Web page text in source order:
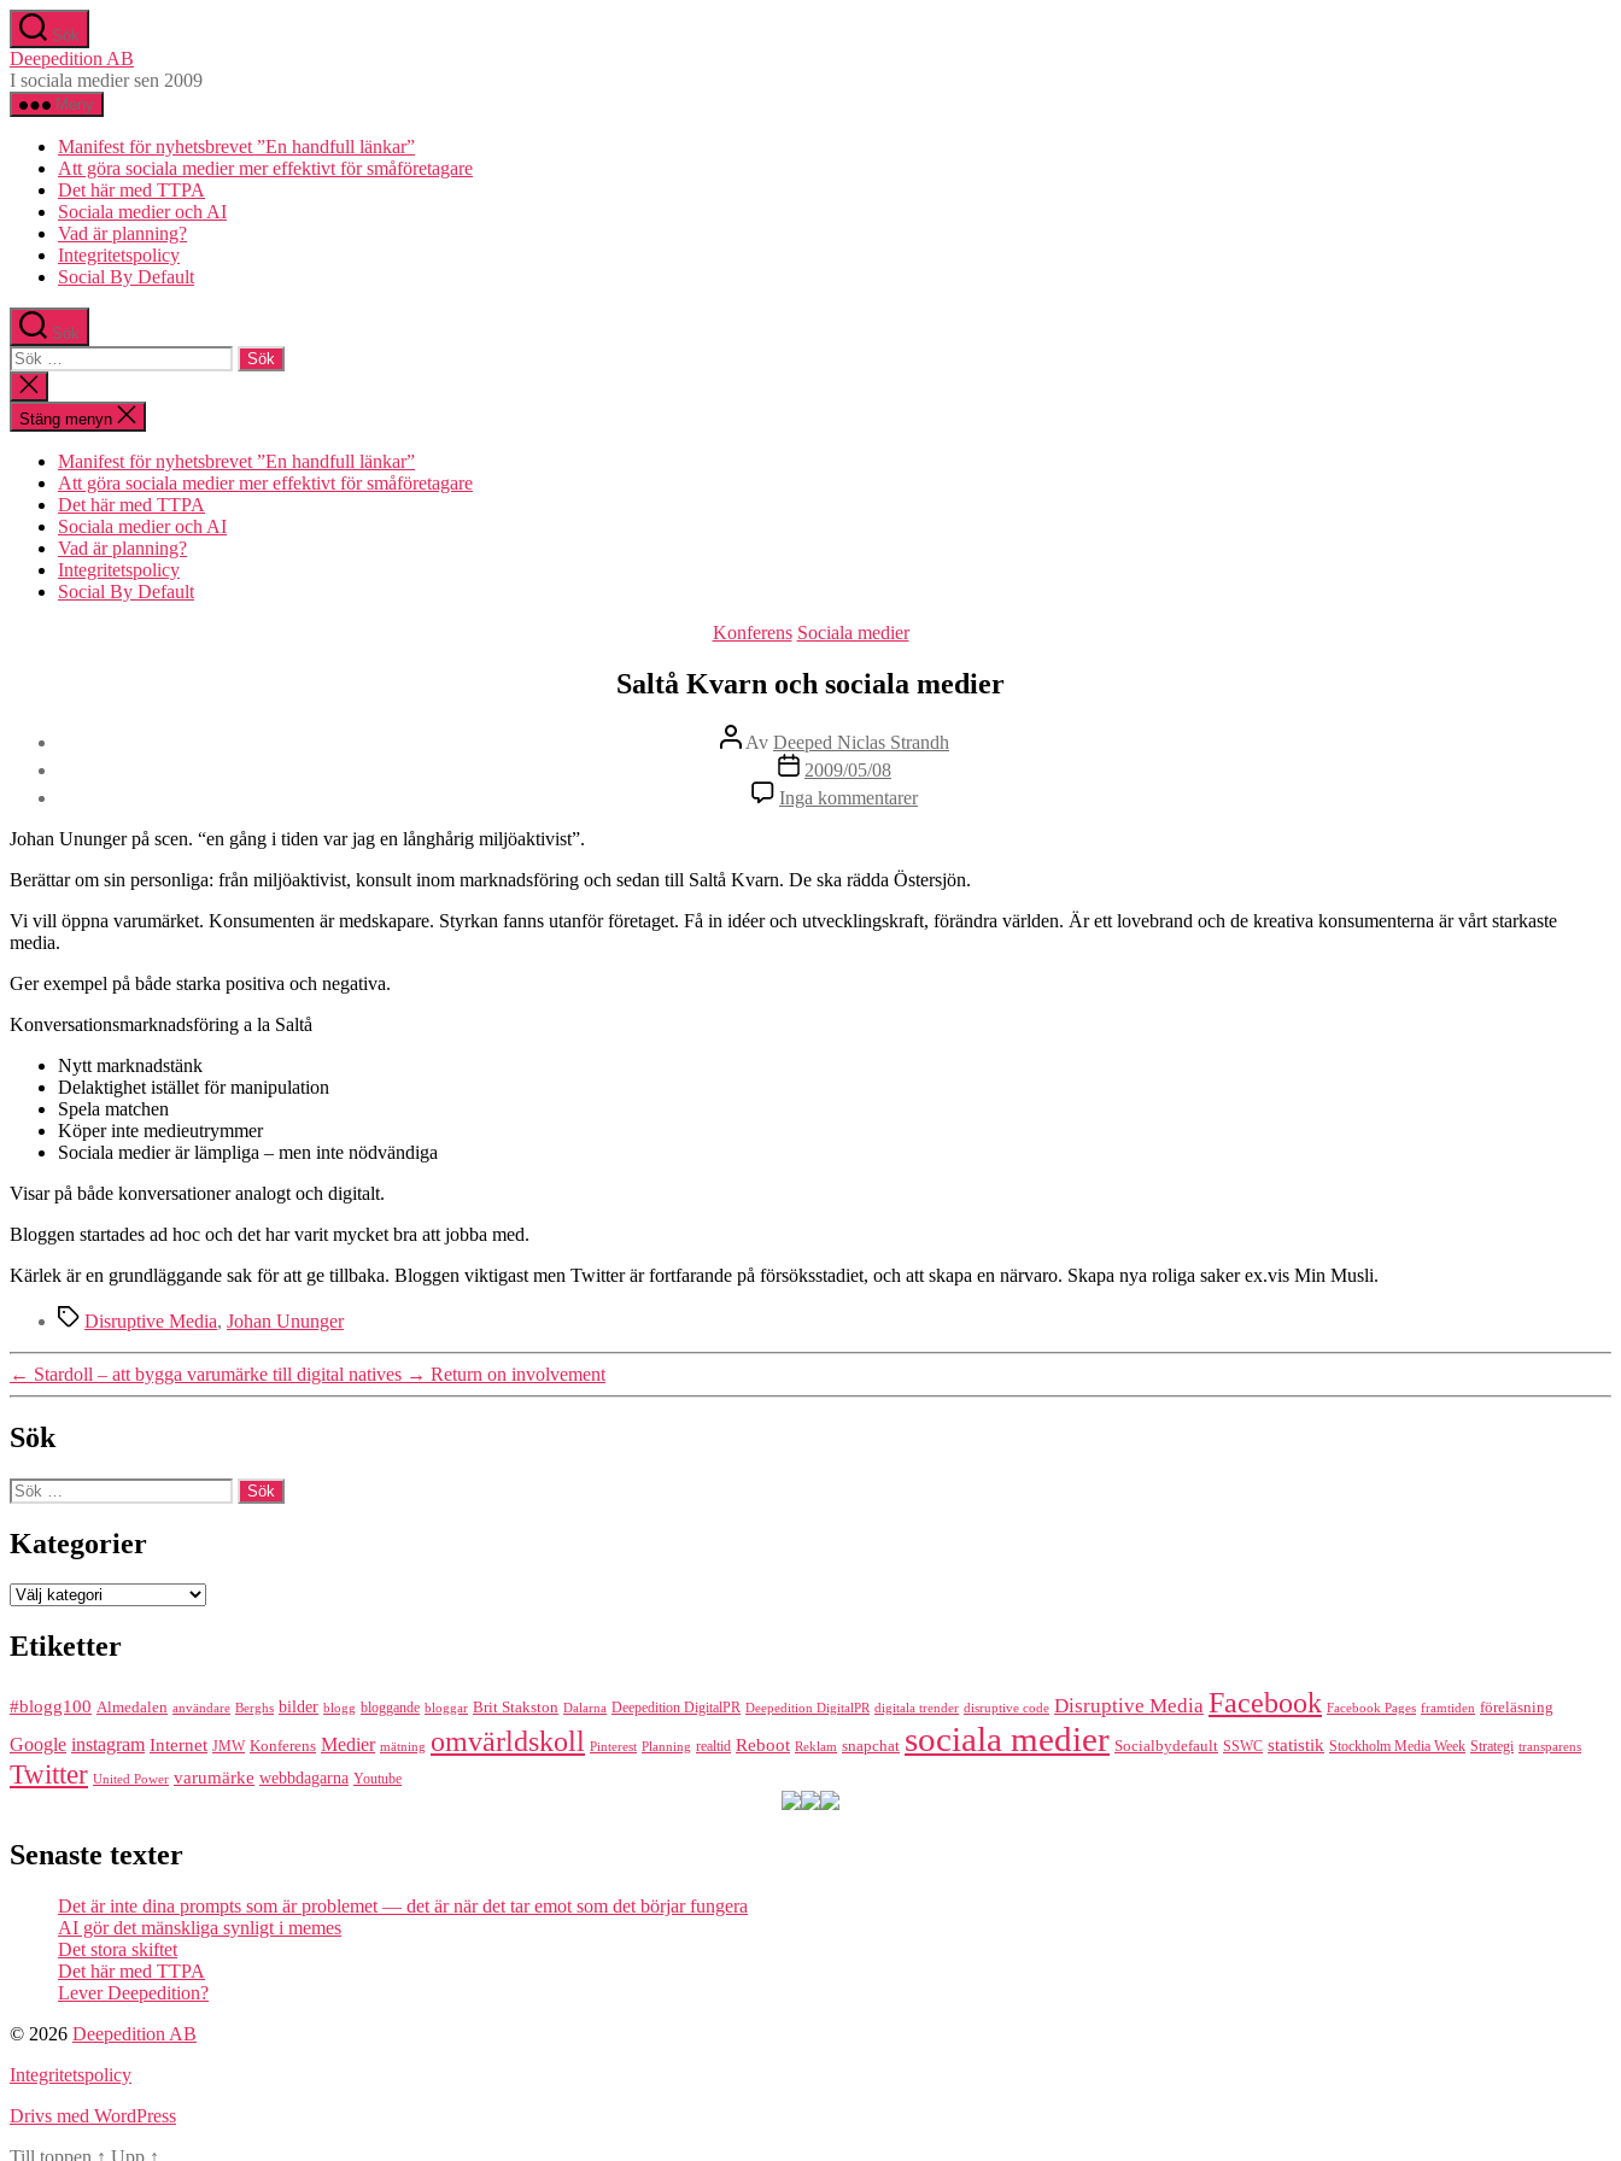
Hoppa
till
innehåll
Sök
Deepedition AB
I sociala medier sen 2009
Meny
Manifest för nyhetsbrevet ”En handfull länkar”
Att göra sociala medier mer effektivt för småföretagare
Det här med TTPA
Sociala medier och AI
Vad är planning?
Integritetspolicy
Social By Default
Sök
Sök
efter:
Stäng
sökningen
Stäng menyn
Manifest för nyhetsbrevet ”En handfull länkar”
Att göra sociala medier mer effektivt för småföretagare
Det här med TTPA
Sociala medier och AI
Vad är planning?
Integritetspolicy
Social By Default
Kategorier
Konferens Sociala medier
Saltå Kvarn och sociala medier
Inläggsförfattare
Av Deeped Niclas Strandh
Inläggsdatum
2009/05/08
Inga kommentarertill
Saltå
sociala
Johan Ununger på scen. “en gång i tiden var jag en långhårig miljöaktivist”.
Berättar om sin personliga: från miljöaktivist, konsult inom marknadsföring och sedan till Saltå Kvarn. De ska rädda Östersjön.
Vi vill öppna varumärket. Konsumenten är medskapare. Styrkan fanns utanför företaget. Få in idéer och utvecklingskraft, förändra världen. Är ett lovebrand och de kreativa konsumenterna är vårt starkaste
media.
Ger exempel på både starka positiva och negativa.
Konversationsmarknadsföring a la Saltå
Nytt marknadstänk
Delaktighet istället för manipulation
Spela matchen
Köper inte medieutrymmer
Sociala medier är lämpliga – men inte nödvändiga
Visar på både konversationer analogt och digitalt.
Bloggen startades ad hoc och det har varit mycket bra att jobba med.
Kärlek är en grundläggande sak för att ge tillbaka. Bloggen viktigast men Twitter är fortfarande på försöksstadiet, och att skapa en närvaro. Skapa nya roliga saker ex.vis Min Musli.
Etiketter
Disruptive Media, Johan Ununger
← Stardoll – att bygga varumärke till digital natives → Return on involvement
Sök
Sök
efter:
Kategorier
Kategorier
Etiketter
#blogg100 Almedalen användare Berghs bilder blogg bloggande bloggar Brit Stakston Dalarna Deepedition DigitalPR Deepedition DigitalPR digitala trender disruptive code Disruptive Media Facebook Facebook Pages framtiden föreläsning
Google instagram Internet JMW Konferens Medier mätning omvärldskoll Pinterest Planning realtid Reboot Reklam snapchat sociala medier Socialbydefault SSWC statistik Stockholm Media Week Strategi transparens
Twitter United Power varumärke webbdagarna Youtube
Senaste texter
Det är inte dina prompts som är problemet — det är när det tar emot som det börjar fungera
AI gör det mänskliga synligt i memes
Det stora skiftet
Det här med TTPA
Lever Deepedition?
© 2026 Deepedition AB
Integritetspolicy
Drivs med WordPress
Till toppen ↑ Upp ↑